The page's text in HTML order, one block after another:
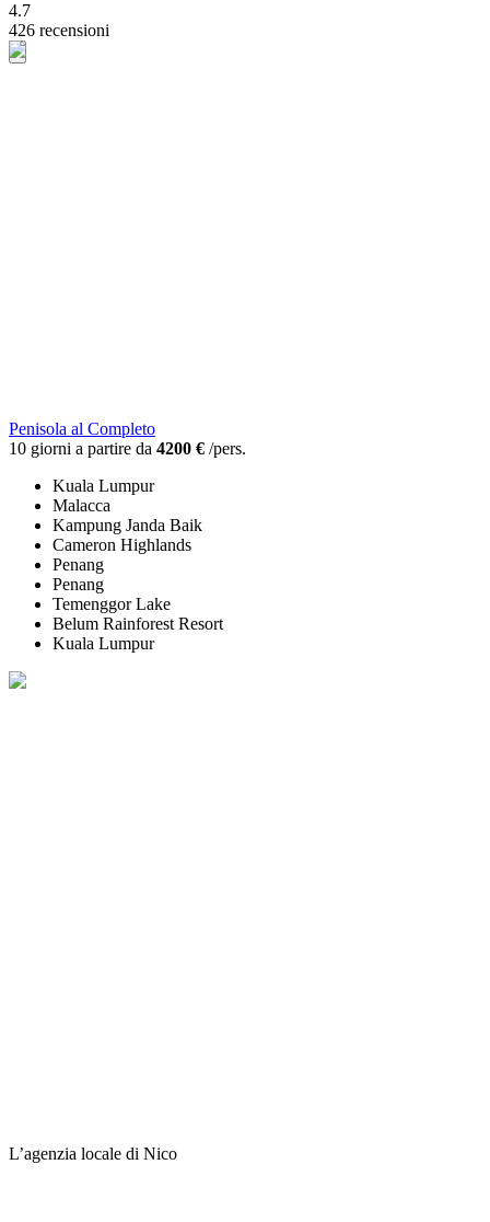
4.7
426 recensioni
Penisola al Completo
10 giorni a partire da 4200 € /pers.
Kuala Lumpur
Malacca
Kampung Janda Baik
Cameron Highlands
Penang
Penang
Temenggor Lake
Belum Rainforest Resort
Kuala Lumpur
L’agenzia locale di Nico